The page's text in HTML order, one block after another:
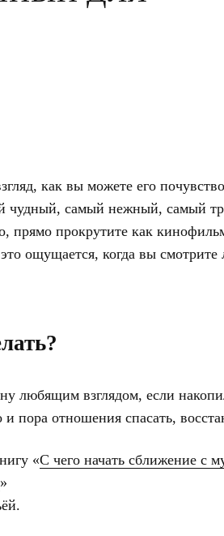
как вы можете его
чудный, самый нежный, самый
прямо прокрутите как
ощущается, когда вы
любящим взглядом, если
пора отношения спасать,
«С чего начать сближение с
»